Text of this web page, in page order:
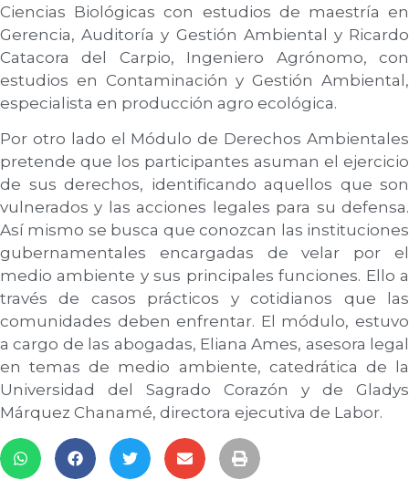
Ciencias Biológicas con estudios de maestría en
Gerencia, Auditoría y Gestión Ambiental y Ricardo
Catacora del Carpio, Ingeniero Agrónomo, con
estudios en Contaminación y Gestión Ambiental,
especialista en producción agro ecológica.
Por otro lado el Módulo de Derechos Ambientales
pretende que los participantes asuman el ejercicio
de sus derechos, identificando aquellos que son
vulnerados y las acciones legales para su defensa.
Así mismo se busca que conozcan las instituciones
gubernamentales encargadas de velar por el
medio ambiente y sus principales funciones. Ello a
través de casos prácticos y cotidianos que las
comunidades deben enfrentar. El módulo, estuvo
a cargo de las abogadas, Eliana Ames, asesora legal
en temas de medio ambiente, catedrática de la
Universidad del Sagrado Corazón y de Gladys
Márquez Chanamé, directora ejecutiva de Labor.